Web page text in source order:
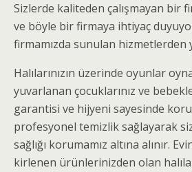
Sizlerde kaliteden çalışmayan bir
ve böyle bir firmaya ihtiyaç
firmamızda sunulan
Halılarınızın üzerinde oyunlar
yuvarlanan çocuklarınız ve
garantisi ve hijyeni sayesinde
profesyonel temizlik sağlayarak
sağlığı korumamız altına alınır.
kirlenen ürünlerinizden olan